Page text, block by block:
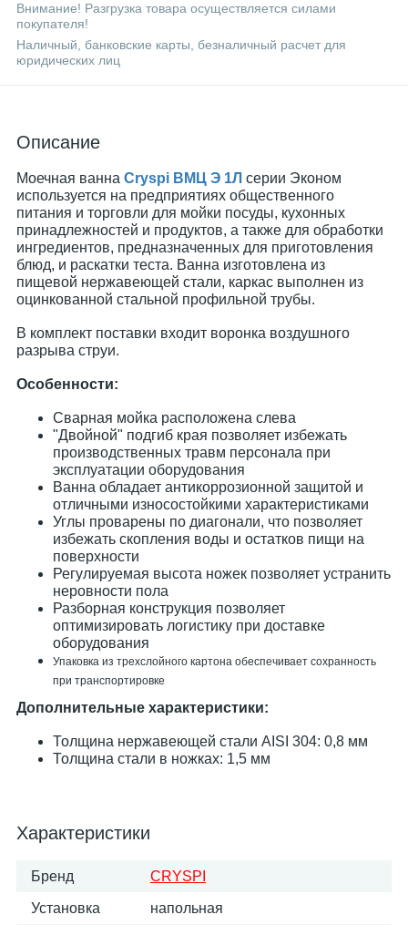
Внимание! Разгрузка товара осуществляется силами
покупателя!
Наличный, банковские карты, безналичный расчет для
юридических лиц
Описание
Моечная ванна Cryspi ВМЦ Э 1Л серии Эконом
используется на предприятиях общественного
питания и торговли для мойки посуды, кухонных
принадлежностей и продуктов, а также для обработки
ингредиентов, предназначенных для приготовления
блюд, и раскатки теста. Ванна изготовлена из
пищевой нержавеющей стали, каркас выполнен из
оцинкованной стальной профильной трубы.
В комплект поставки входит воронка воздушного
разрыва струи.
Особенности:
Сварная мойка расположена слева
"Двойной" подгиб края позволяет избежать
производственных травм персонала при
эксплуатации оборудования
Ванна обладает антикоррозионной защитой и
отличными износостойкими характеристиками
Углы проварены по диагонали, что позволяет
избежать скопления воды и остатков пищи на
поверхности
Регулируемая высота ножек позволяет устранить
неровности пола
Разборная конструкция позволяет
оптимизировать логистику при доставке
оборудования
Упаковка из трехслойного картона обеспечивает сохранность
при транспортировке
Дополнительные характеристики:
Толщина нержавеющей стали AISI 304: 0,8 мм
Толщина стали в ножках: 1,5 мм
Характеристики
Бренд CRYSPI
Установка напольная